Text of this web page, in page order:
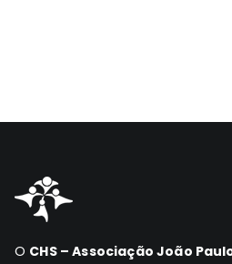
O CHS – Associação João